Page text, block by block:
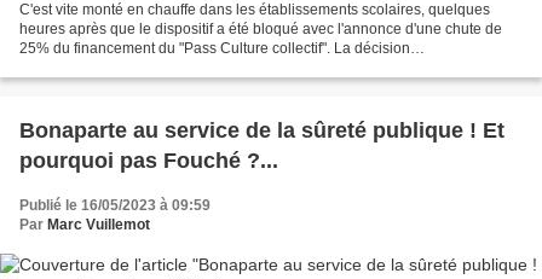
C'est vite monté en chauffe dans les établissements scolaires, quelques
heures après que le dispositif a été bloqué avec l'annonce d'une chute de
25% du financement du "Pass Culture collectif". La décision
Bonaparte au service de la sûreté publique ! Et
pourquoi pas Fouché ?...
Publié le 16/05/2023 à 09:59
Par Marc Vuillemot